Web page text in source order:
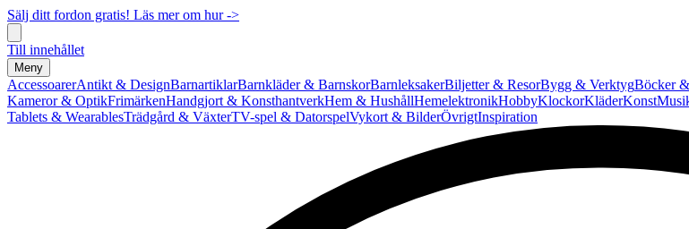
Sälj ditt fordon gratis! Läs mer om hur ->
Till innehållet
Meny
AccessoarerAntikt & DesignBarnartiklarBarnkläder & BarnskorBarnleksakerBiljetter & ResorBygg & VerktygBöcker
Kameror & OptikFrimärkenHandgjort & KonsthantverkHem & HushållHemelektronikHobbyKlockorKläderKonst
Tablets & WearablesTrädgård & VäxterTV-spel & DatorspelVykort & BilderÖvrigtInspiration